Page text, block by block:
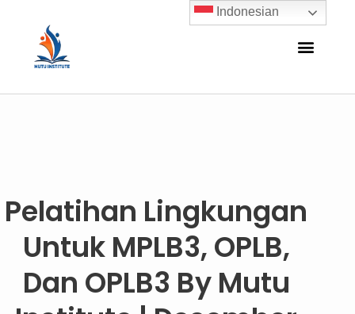
Pelatihan Lingkungan
Untuk MPLB3, OPLB,
Dan OPLB3 By Mutu
Indonesian